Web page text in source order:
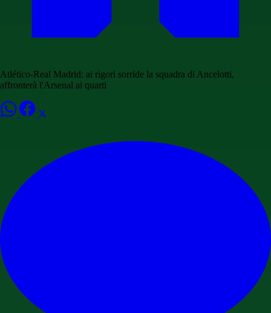
Atlético-Real Madrid: ai rigori sorride la squadra di Ancelotti,
affronterà l'Arsenal ai quarti